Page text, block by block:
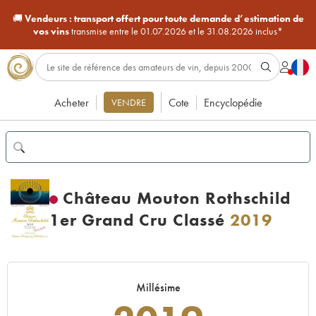
🚚Vendeurs : transport offert pour toute demande d’estimation de
vos vinstransmise entre le 01.07.2026 et le 31.08.2026 inclus*
Acheter VENDRE Cote Encyclopédie
Château Mouton Rothschild
1er Grand Cru Classé 2019
Millésime